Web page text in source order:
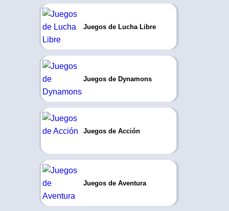
Juegos de Lucha Libre
Juegos de Dynamons
Juegos de Acción
Juegos de Aventura